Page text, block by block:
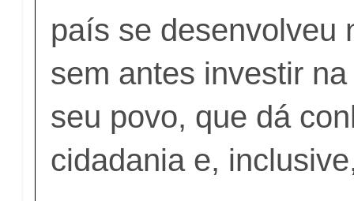
país se desenvolveu
sem antes investir
seu povo, que dá
cidadania e,